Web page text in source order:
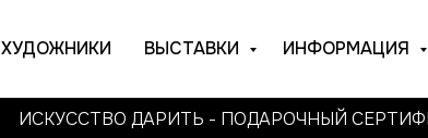
ХУДОЖНИКИ ВЫСТАВКИ ИНФОРМАЦИЯ
ИСКУССТВО ДАРИТЬ - ПОДАРОЧНЫЙ